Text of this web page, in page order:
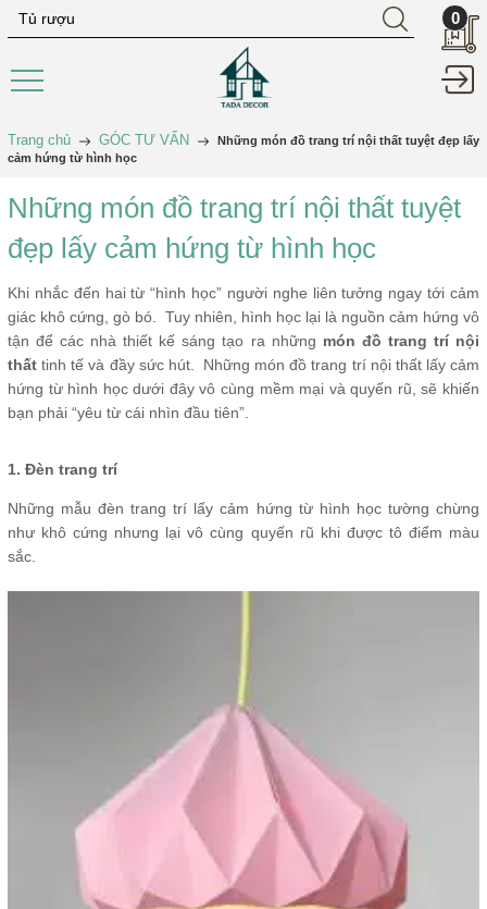
0
Trang chủ GÓC TƯ VẤN
Những món đồ trang trí nội thất tuyệt đẹp lấy
cảm hứng từ hình học
Những món đồ trang trí nội thất tuyệt
đẹp lấy cảm hứng từ hình học
Khi nhắc đến hai từ “hình học” người nghe liên tưởng ngay tới cảm
giác khô cứng, gò bó. Tuy nhiên, hình học lại là nguồn cảm hứng vô
tận để các nhà thiết kế sáng tạo ra những món đồ trang trí nội
thất tinh tế và đầy sức hút. Những món đồ trang trí nội thất lấy cảm
hứng từ hình học dưới đây vô cùng mềm mại và quyến rũ, sẽ khiến
bạn phải “yêu từ cái nhìn đầu tiên”.
1. Đèn trang trí
Những mẫu đèn trang trí lấy cảm hứng từ hình học tường chừng
như khô cứng nhưng lại vô cùng quyến rũ khi được tô điểm màu
sắc.